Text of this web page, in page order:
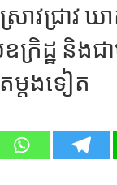
ាវជ្រាវ ឃ
ឧក្រិដ្ឋ និង
ម្ដងទៀត